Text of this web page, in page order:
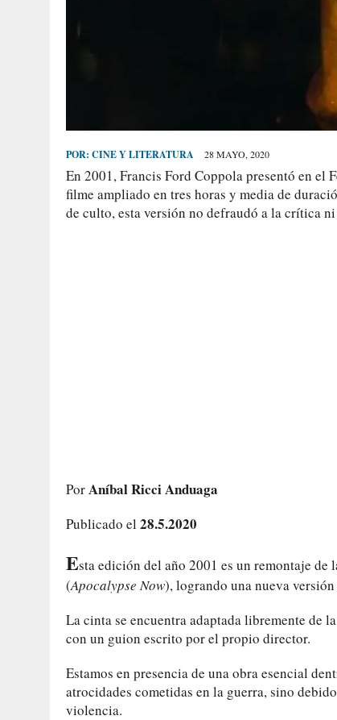
POR: CINE Y LITERATURA 28 MAYO, 2020
En 2001, Francis Ford Coppola presentó en el
filme ampliado en tres horas y media de
de culto, esta versión no defraudó a la crítica
PorAníbal Ricci Anduaga
Publicado el 28.5.2020
Esta edición del año 2001 es un remontaje
(Apocalypse Now), logrando una nueva
La cinta se encuentra adaptada libremente de
con un guion escrito por el propio director.
Estamos en presencia de una obra esencial
atrocidades cometidas en la guerra, sino
violencia.